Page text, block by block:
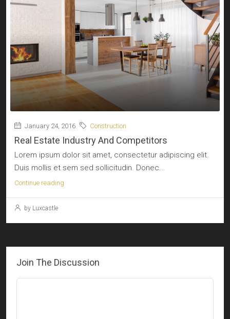
January 24, 2016 Construction
Real Estate Industry And Competitors
Lorem ipsum dolor sit amet, consectetur adipiscing elit.
Duis mollis et sem sed sollicitudin. Donec...
Continue reading
by Luxcastle
Join The Discussion